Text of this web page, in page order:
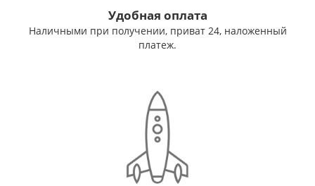
Удобная оплата
Наличными при получении, приват 24, наложенный
платеж.